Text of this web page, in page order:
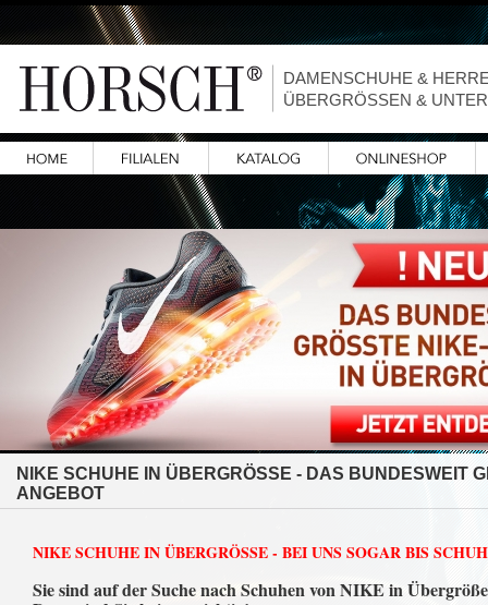
DAMENSCHUHE &
ÜBERGRÖSSEN &
NIKE SCHUHE IN ÜBERGRÖSSE - DAS BUNDESWEIT
ANGEBOT
NIKE SCHUHE IN ÜBERGRÖSSE - BEI UNS SOGAR BIS
Sie sind auf der Suche nach Schuhen von NIKE in